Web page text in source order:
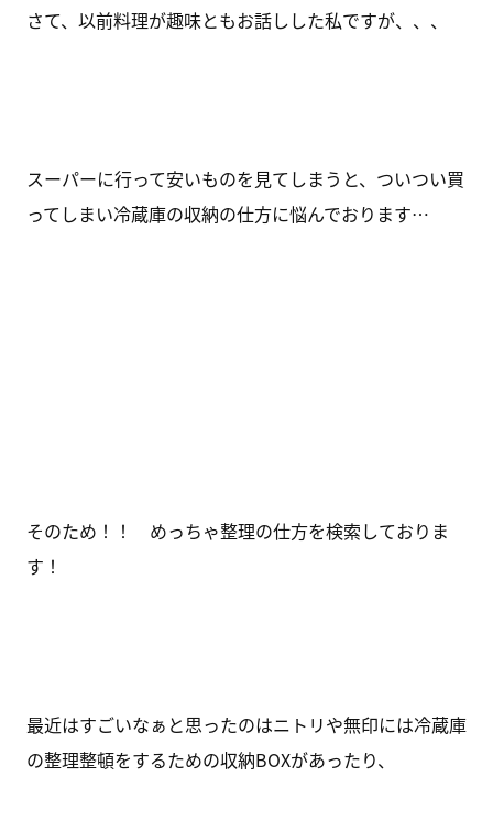
さて、以前料理が趣味ともお話しした私ですが、、、
スーパーに行って安いものを見てしまうと、ついつい買
ってしまい冷蔵庫の収納の仕方に悩んでおります…
そのため！！ めっちゃ整理の仕方を検索しておりま
す！
最近はすごいなぁと思ったのはニトリや無印には冷蔵庫
の整理整頓をするための収納BOXがあったり、